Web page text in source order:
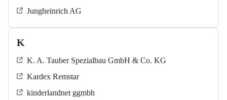
Jungheinrich AG
K
K. A. Tauber Spezialbau GmbH & Co. KG
Kardex Remstar
kinderlandnet ggmbh